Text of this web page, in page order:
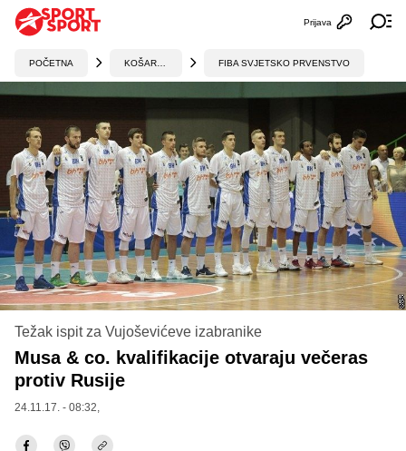
Otvori
Prijava
POČETNA FIBA SVJETSKO PRVENSTVO
Težak ispit za Vujoševićeve izabranike
Musa & co. kvalifikacije otvaraju večeras
protiv Rusije
24.11.17. - 08:32,